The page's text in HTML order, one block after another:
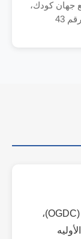
جهان كودك،
43
تسعى شرکه “مپنا” لتطویر النفط والغاز (OGDC)،